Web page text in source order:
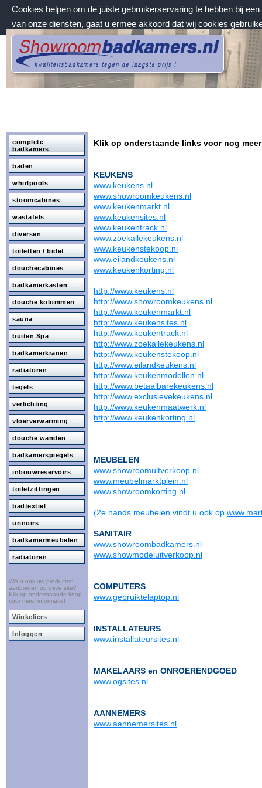
Cookies helpen om de juiste gebruikerservaring te hebben bij
van onze diensten, gaat u ermee akkoord dat wij cookies
vrijdag 7 augustus 2026, 07:15 uur
Welkom bij Showroombadkamers.nl
complete
badkamers
baden
whirlpools
stoomcabines
wastafels
diversen
toiletten / bidet
douchecabines
badkamerkasten
douche kolommen
sauna
buiten Spa
badkamerkranen
radiatoren
tegels
verlichting
vloerverwarming
douche wanden
badkamerspiegels
inbouwreservoirs
toiletzittingen
badtextiel
urinoirs
badkamermeubelen
radiatoren
Wilt u ook uw producten
aanbieden op deze site?
Klik op onderstaande knop
voor meer informatie!
Winkeliers
Inloggen
Klik op onderstaande links voor nog
KEUKENS
www.keukens.nl
www.showroomkeukens.nl
www.keukenmarkt.nl
www.keukensites.nl
www.keukentrack.nl
www.zoekallekeukens.nl
www.keukenstekoop.nl
www.eilandkeukens.nl
www.keukenkorting.nl
http://www.keukens.nl
http://www.showroomkeukens.nl
http://www.keukenmarkt.nl
http://www.keukensites.nl
http://www.keukentrack.nl
http://www.zoekallekeukens.nl
http://www.keukenstekoop.nl
http://www.eilandkeukens.nl
http://www.keukenmodellen.nl
http://www.betaalbarekeukens.nl
http://www.exclusievekeukens.nl
http://www.keukenmaatwerk.nl
http://www.keukenkorting.nl
MEUBELEN
www.showroomuitverkoop.nl
www.meubelmarktplein.nl
www.showroomkorting.nl
(2e hands meubelen vindt u ook op
SANITAIR
www.showroombadkamers.nl
www.showmodeluitverkoop.nl
COMPUTERS
www.gebruiktelaptop.nl
INSTALLATEURS
www.installateursites.nl
MAKELAARS en ONROERENDGOED
www.ogsites.nl
AANNEMERS
www.aannemersites.nl